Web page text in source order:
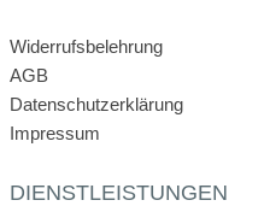
Widerrufsbelehrung
AGB
Datenschutzerklärung
Impressum
DIENSTLEISTUNGEN